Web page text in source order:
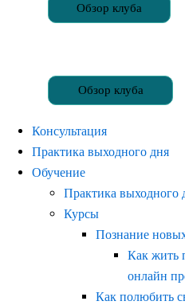
Обзор клуба
Обзор клуба
Консультация
Практика выходного дня
Обучение
Практика выходного
Курсы
Познание
Как жить
онлайн
Как полюбить